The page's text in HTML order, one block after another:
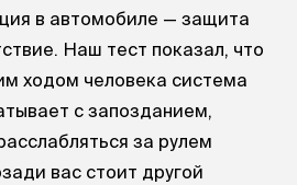
в автомобиле — защита
Наш тест показал, что
ходом человека система
с запозданием,
за рулем
вас стоит другой